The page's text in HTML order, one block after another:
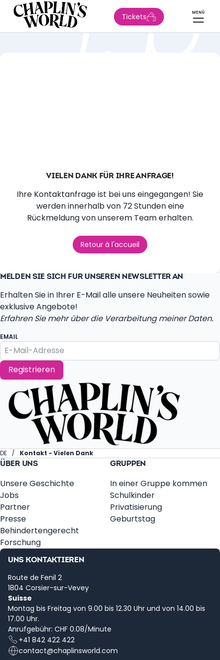
Tickets MENÜ
VIELEN DANK FÜR IHRE ANFRAGE!
Ihre Kontaktanfrage ist bei uns eingegangen! Sie
werden innerhalb von 72 Stunden eine
Rückmeldung von unserem Team erhalten.
Retour à l'accueil
MELDEN SIE SICH FÜR UNSEREN NEWSLETTER AN
Erhalten Sie in Ihrer E-Mail alle unsere Neuheiten sowie
exklusive Angebote!
Erfahren Sie mehr über die Verarbeitung meiner Daten.
EMAIL
Registrieren
DE Kontakt - Vielen Dank
ÜBER UNS
Unsere Geschichte
Jobs
Partner
Presse
Behindertengerecht
Forschung
GRUPPEN
In einer Gruppe kommen
Schulkinder
Privatisierung
Geburtstag
UNS KONTAKTIEREN
Route de Fenil 2
1804 Corsier-sur-Vevey
Suisse
Montag bis Freitag von 9.00 bis 12.30 Uhr und von 14.00 bis
17.00 Uhr.
Anrufgebühr: CHF 0.08/Minute
+41 842 422 422
contact@chaplinsworld.com